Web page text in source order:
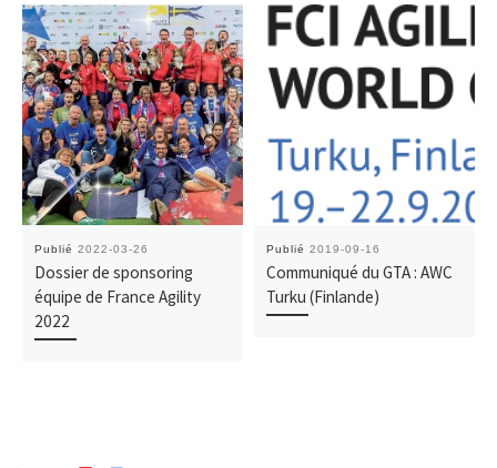
Publié 2022-03-26
Dossier de sponsoring
équipe de France Agility
2022
Publié 2019-09-16
Communiqué du GTA : AWC
Turku (Finlande)